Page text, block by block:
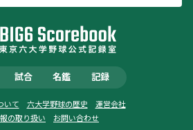
試合 名鑑 記録
いて 六大学野球の歴史
運営会社
の取り扱い
お問い合わせ